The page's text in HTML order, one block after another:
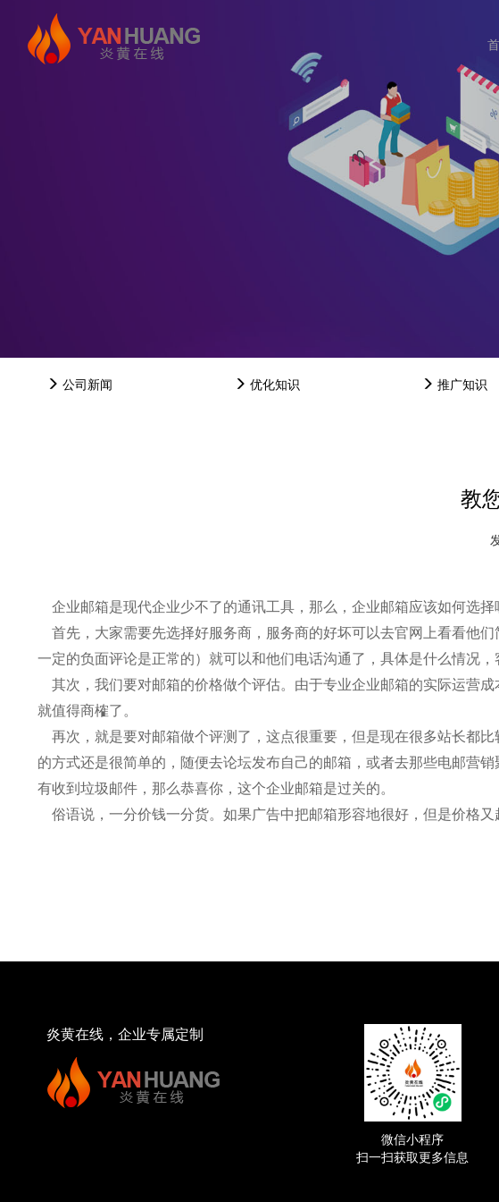
公司新闻 优化知识 推广知识
教
企业邮箱是现代企业少不了的通讯工具，那么，企业邮箱应该如何选择
首先，大家需要先选择好服务商，服务商的好坏可以去官网上看看他
一定的负面评论是正常的）就可以和他们电话沟通了，具体是什么情况
其次，我们要对邮箱的价格做个评估。由于专业企业邮箱的实际运营
就值得商榷了。
再次，就是要对邮箱做个评测了，这点很重要，但是现在很多站长都
的方式还是很简单的，随便去论坛发布自己的邮箱，或者去那些电邮营
有收到垃圾邮件，那么恭喜你，这个企业邮箱是过关的。
俗语说，一分价钱一分货。如果广告中把邮箱形容地很好，但是价格又
炎黄在线，企业专属定制
微信小程序
扫一扫获取更多信息